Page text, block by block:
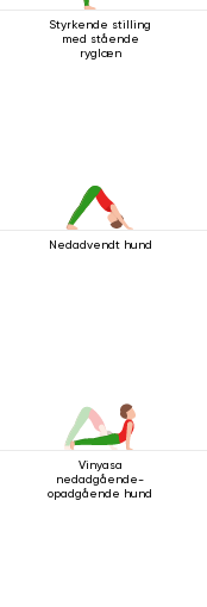
Styrkende stilling
med stående
ryglæn
Nedadvendt hund
Vinyasa
nedadgående-
opadgående hund